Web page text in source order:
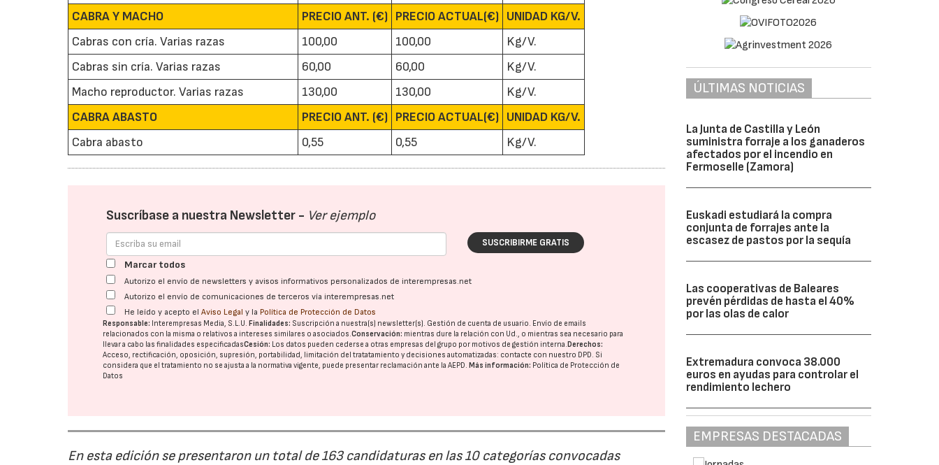
CABRA Y MACHO
PRECIO ANT. (€) PRECIO ACTUAL(€) UNIDAD KG/V.
Cabras con cría. Varias razas
100,00 100,00
Kg/V.
Cabras sin cría. Varias razas
60,00 60,00
Kg/V.
Macho reproductor. Varias razas
130,00 130,00
Kg/V.
CABRA ABASTO
PRECIO ANT. (€) PRECIO ACTUAL(€) UNIDAD KG/V.
Cabra abasto
0,55 0,55 Kg/V.
Suscríbase a nuestra Newsletter - Ver ejemplo
SUSCRIBIRME GRATIS
Marcar todos
Autorizo el envío de newsletters y avisos informativos personalizados de interempresas.net
Autorizo el envío de comunicaciones de terceros vía interempresas.net
He leído y acepto elAviso Legal y la Política de Protección de Datos
Responsable: Interempresas Media, S.L.U.Finalidades: Suscripción a nuestra(s) newsletter(s). Gestión de cuenta de usuario. Envío de emails
relacionados con la misma o relativos a intereses similares o asociados.Conservación: mientras dure la relación con Ud., o mientras sea necesario para
llevar a cabo las finalidades especificadasCesión: Los datos pueden cederse a otras empresas del grupo por motivos de gestión interna.Derechos:
Acceso, rectificación, oposición, supresión, portabilidad, limitación del tratatamiento y decisiones automatizadas: contacte con nuestro DPD. Si
considera que el tratamiento no se ajusta a la normativa vigente, puede presentar reclamación ante laAEPD.Más información: Política de Protección de
Datos
En esta edición se presentaron un total de 163 candidaturas en las 10 categorías convocadas
ÚLTIMAS NOTICIAS
La Junta de Castilla y León
suministra forraje a los ganaderos
afectados por el incendio en
Fermoselle (Zamora)
Euskadi estudiará la compra
conjunta de forrajes ante la
escasez de pastos por la sequía
Las cooperativas de Baleares
prevén pérdidas de hasta el 40%
por las olas de calor
Extremadura convoca 38.000
euros en ayudas para controlar el
rendimiento lechero
EMPRESAS DESTACADAS